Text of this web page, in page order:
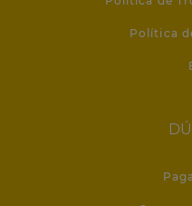
Política